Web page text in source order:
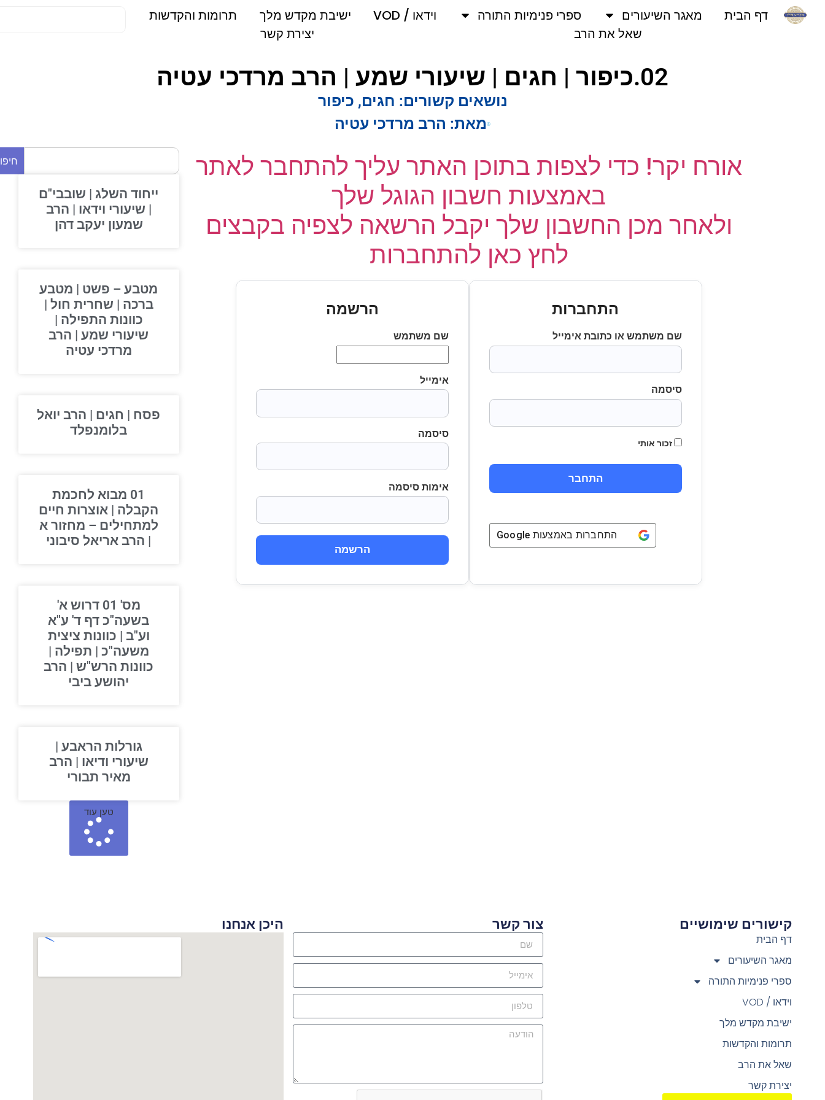
דף הבית מאגר השיעורים ספרי פנימיות התורה וידאו / VOD ישיבת מקדש מלך
תרומות והקדשות
שאל את הרב
יצירת קשר
02.כיפור | חגים | שיעורי שמע | הרב מרדכי עטיה
נושאים קשורים: חגים,כיפור
מאת:הרב מרדכי עטיה
אורח יקר! כדי לצפות בתוכן האתר עליך להתחבר לאתר
באמצעות חשבון הגוגל שלך
ולאחר מכן החשבון שלך יקבל הרשאה לצפיה בקבצים
לחץ כאן להתחברות
התחברות
שם משתמש או כתובת אימייל
סיסמה
זכור אותי
התחברות באמצעותGoogle
הרשמה
שם משתמש
אימייל
סיסמה
אימות סיסמה
הרשמה
חיפוש
ייחוד השלג | שובבי"ם
| שיעורי וידאו | הרב
שמעון יעקב דהן
מטבע – פשט | מטבע
ברכה | שחרית חול |
כוונות התפילה |
שיעורי שמע | הרב
מרדכי עטיה
פסח | חגים | הרב יואל
בלומנפלד
01 מבוא לחכמת
הקבלה | אוצרות חיים
למתחילים – מחזור א
| הרב אריאל סיבוני
מס' 01 דרוש א'
בשעה"כ דף ד' ע"א
וע"ב | כוונות ציצית
משעה"כ | תפילה |
כוונות הרש"ש | הרב
יהושע ביבי
גורלות הראבע |
שיעורי ודיאו | הרב
מאיר תבורי
טען עוד
קישורים שימושיים
דף הבית
מאגר השיעורים
ספרי פנימיות התורה
וידאו / VOD
ישיבת מקדש מלך
תרומות והקדשות
שאל את הרב
יצירת קשר
צור קשר היכן אנחנו